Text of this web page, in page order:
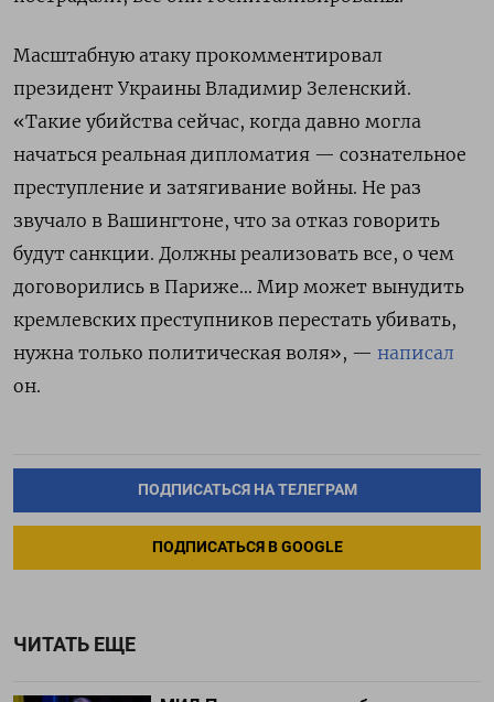
Масштабную атаку прокомментировал
президент Украины Владимир Зеленский.
«Такие убийства сейчас, когда давно могла
начаться реальная дипломатия — сознательное
преступление и затягивание войны. Не раз
звучало в Вашингтоне, что за отказ говорить
будут санкции. Должны реализовать все, о чем
договорились в Париже… Мир может вынудить
кремлевских преступников перестать убивать,
нужна только политическая воля», — написал
он.
ПОДПИСАТЬСЯ НА ТЕЛЕГРАМ
ПОДПИСАТЬСЯ В GOOGLE
ЧИТАТЬ ЕЩЕ